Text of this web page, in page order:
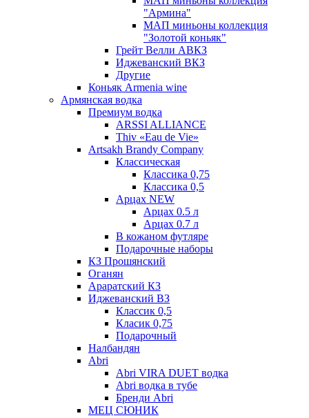
"Армина"
МАП миньоны коллекция
"Золотой коньяк"
Грейт Велли АВКЗ
Иджеванский ВКЗ
Другие
Коньяк Armenia wine
Армянская водка
Премиум водка
ARSSI ALLIANCE
Thiv «Eau de Vie»
Artsakh Brandy Company
Классическая
Классика 0,75
Классика 0,5
Арцах NEW
Арцах 0.5 л
Арцах 0.7 л
В кожаном футляре
Подарочные наборы
КЗ Прошянский
Оганян
Араратский КЗ
Иджеванский ВЗ
Классик 0,5
Класик 0,75
Подарочный
Налбандян
Abri
Abri VIRA DUET водка
Abri водка в тубе
Бренди Abri
МЕЦ СЮНИК